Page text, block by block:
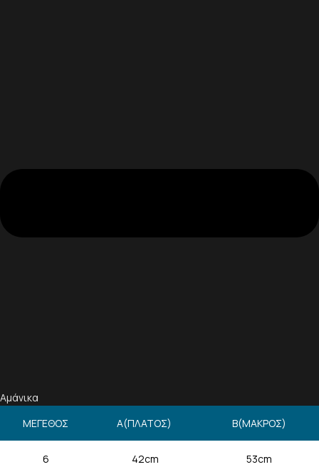
Αμάνικα
ΜΕΓΕΘΟΣ
Α(ΠΛΑΤΟΣ) Β(ΜΑΚΡΟΣ)
6 42cm 53cm